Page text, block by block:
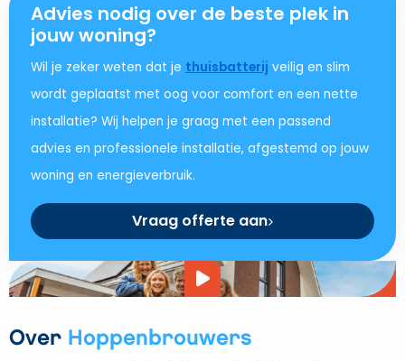
Advies nodig over de beste plek in
jouw woning?
Wil je zeker weten dat je thuisbatterij veilig en slim
wordt geplaatst met oog voor comfort en een nette
installatie? Wij helpen je graag met een passend
advies en professionele installatie, afgestemd op jouw
woning en energieverbruik.
Vraag offerte aan
Over Hoppenbrouwers
Video